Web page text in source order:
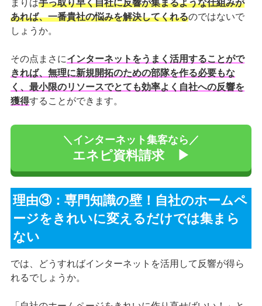
まりは手っ取り早く自社に反響が集まるような仕組みが
あれば、一番貴社の悩みを解決してくれるのではないで
しょうか。
その点まさにインターネットをうまく活用することがで
きれば、無理に新規開拓のための部隊を作る必要もな
く、最小限のリソースでとても効率よく自社への反響を
獲得することができます。
＼インターネット集客なら／
エネピ資料請求 ▶
理由③：専門知識の壁！自社のホームペ
ージをきれいに変えるだけでは集まら
ない
では、どうすればインターネットを活用して反響が得ら
れるでしょうか。